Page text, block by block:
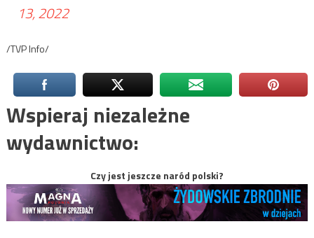
13, 2022
/TVP Info/
Wspieraj niezależne
wydawnictwo:
Czy jest jeszcze naród polski?